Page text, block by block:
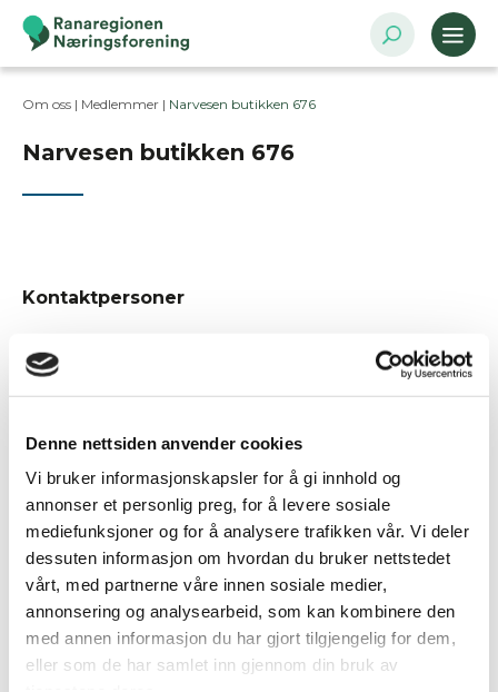
Denne nettsiden anvender cookies
Vi bruker informasjonskapsler for å gi innhold og
annonser et personlig preg, for å levere sosiale
mediefunksjoner og for å analysere trafikken vår. Vi deler
dessuten informasjon om hvordan du bruker nettstedet
vårt, med partnerne våre innen sosiale medier,
annonsering og analysearbeid, som kan kombinere den
med annen informasjon du har gjort tilgjengelig for dem,
eller som de har samlet inn gjennom din bruk av
Om oss | Medlemmer | Narvesen butikken 676
Narvesen butikken 676
Kontaktpersoner
Postadresse
Sørlandsveien 13, 8624 Mo i Rana
Bransje
Varehandel
Nettside
www.amfi.no/amfi-mo-i-
rana/butikker/narvesen/
Ta kontakt
45005050